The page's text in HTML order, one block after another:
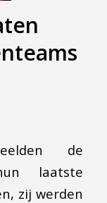
de
laatste
zij werden